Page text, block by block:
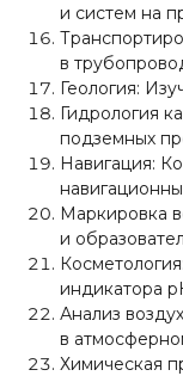
и систем на
в
Геология:
Гидрология
подземных
Навигация:
Маркировка
и
индикатора
Анализ
в
Химическая